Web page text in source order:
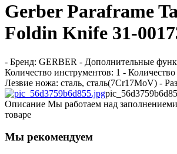
Gerber Paraframe
Foldin Knife 31-
- Бренд: GERBER - Дополнительные
Количество инструментов: 1 -
Лезвие ножа: сталь, сталь(7Cr17MoV) -
Описание Мы работаем над
товаре
Мы рекомендуем